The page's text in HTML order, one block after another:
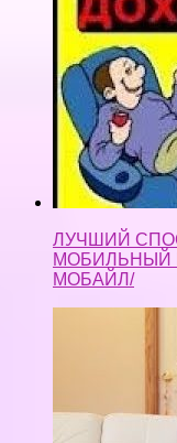
ЛУЧШИЙ
МОБИЛЬНЫЙ
МОБАЙЛ/